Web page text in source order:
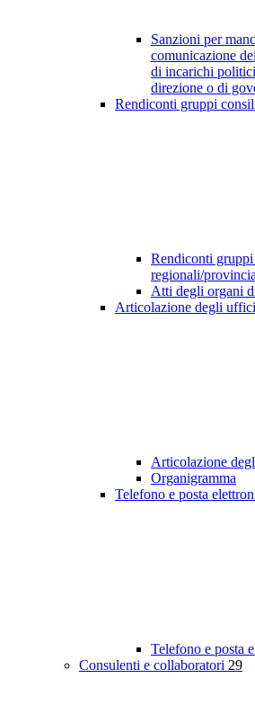
Sanzioni per
comunicazione
di incarichi
direzione o di
Rendiconti gruppi
Rendiconti
regionali/
Atti degli organi
Articolazione degli uffici
Articolazione
Organigramma
Telefono e posta
Telefono e posta
Consulenti e collaboratori 29